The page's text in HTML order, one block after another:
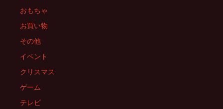
シ
ョ
ン
おもちゃ
お買い物
その他
イベント
クリスマス
ゲーム
テレビ